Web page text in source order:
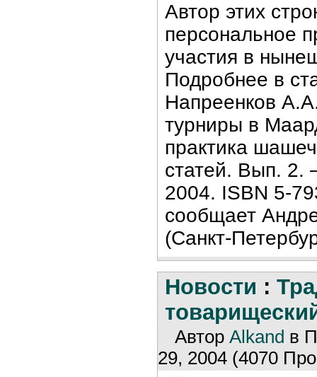
Автор этих
персональное
участия в
Подробнее в
Напреенков
турниры в
практика
статей. Вып.
2004. ISBN 5-
сообщает
(Санкт-
Новости :
Автор Alkand в
29, 2004 (4070